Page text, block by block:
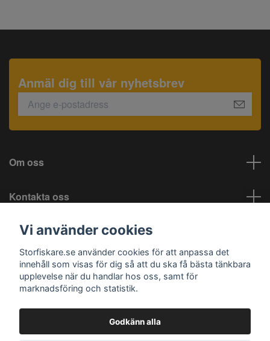
Anmäl dig till vår nyhetsbrev
Om oss
Kontakta oss
Information
Sociala medier
Vi använder cookies
Storfiskare.se använder cookies för att anpassa det
innehåll som visas för dig så att du ska få bästa tänkbara
upplevelse när du handlar hos oss, samt för
marknadsföring och statistik.
Godkänn alla